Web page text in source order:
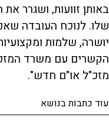
באותן זוועות, ושגרר
שלו. לנוכח העובדה
יושרה, שלמות
הקשרים עם משרד
מזכ"ל או"ם חדש".
עוד כתבות בנושא